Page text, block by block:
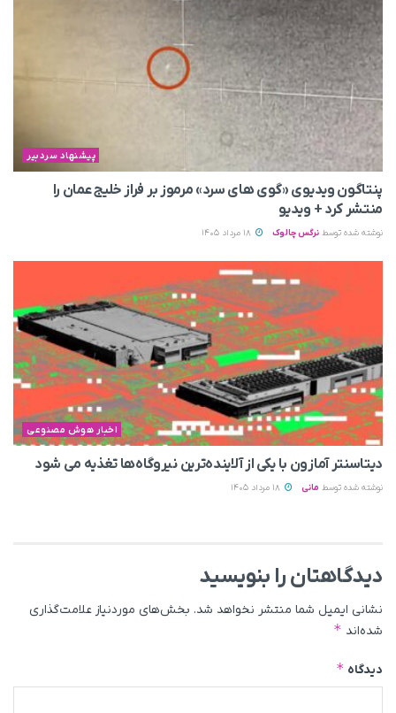
پیشنهاد سردبیر
پنتاگون ویدیوی «گوی های سرد» مرموز بر فراز خلیج عمان را
منتشر کرد + ویدیو
نوشته شده توسط نرگس چالوک
اخبار هوش مصنوعی
دیتاسنتر آمازون با یکی از آلاینده‌ترین نیروگاه‌ها تغذیه می‌ شود
نوشته شده توسط مانی
دیدگاهتان را بنویسید
نشانی ایمیل شما منتشر نخواهد شد. بخش‌های موردنیاز علامت‌گذاری
شده‌اند *
دیدگاه *